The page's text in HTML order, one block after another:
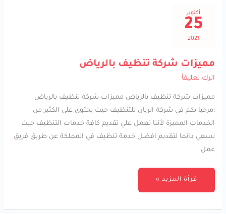
أكتوبر
25
2021
مميزات شركة تنظيف بالرياض
اترك تعليقاً
مميزات شركة تنظيف بالرياض مميزات شركة تنظيف بالرياض
:مرحبا بكم في شركة الريان للتنظيف حيث يحتوي علي الكثير من
الخدمات المميزة لأننا تعمل علي تقديم كافة خدمات التنظيف حيث
نسعي دائما لتقديم افضل خدمة تنظيف في المملكة عن طريق فريق
عمل
مميزات
شركة
تنظيف
بالرياض
قرأة المزيد »